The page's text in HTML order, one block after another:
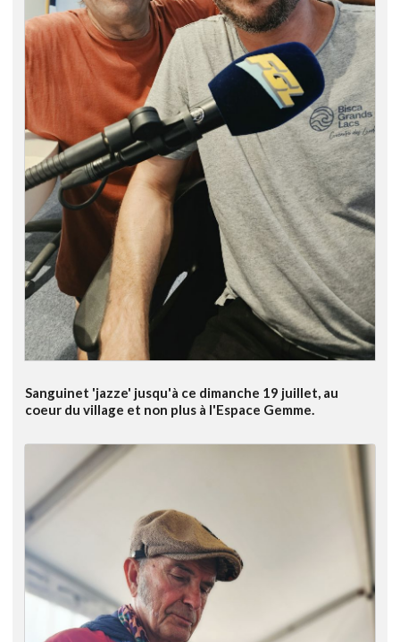
Sanguinet 'jazze' jusqu'à ce dimanche 19 juillet, au
coeur du village et non plus à l'Espace Gemme.